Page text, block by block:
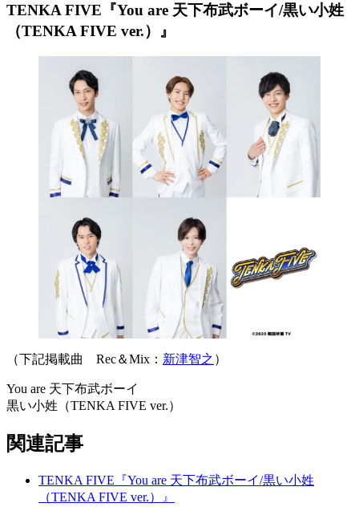
TENKA FIVE『You are 天下布武ボーイ/黒い小姓
（TENKA FIVE ver.）』
（下記掲載曲 Rec＆Mix： 新津智之 ）
You are 天下布武ボーイ
黒い小姓（TENKA FIVE ver.）
関連記事
TENKA FIVE『You are 天下布武ボーイ/黒い小姓
（TENKA FIVE ver.）』